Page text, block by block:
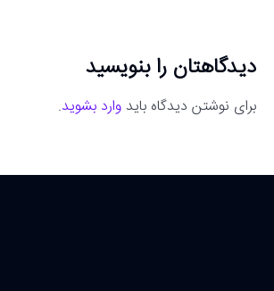
دیدگاهتان را بنویسید
برای نوشتن دیدگاه باید وارد بشوید.